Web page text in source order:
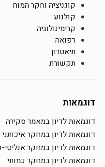
קוגניציה וחקר המוח
קולנוע
קרימינולוגיה
רפואה
תיאטרון
תקשורת
דוגמאות
דוגמאות לדיון במאמר סקירה
דוגמאות לדיון במחקר איכותני
דוגמאות לדיון במחקר
דוגמאות לדיון במחקר כמותי